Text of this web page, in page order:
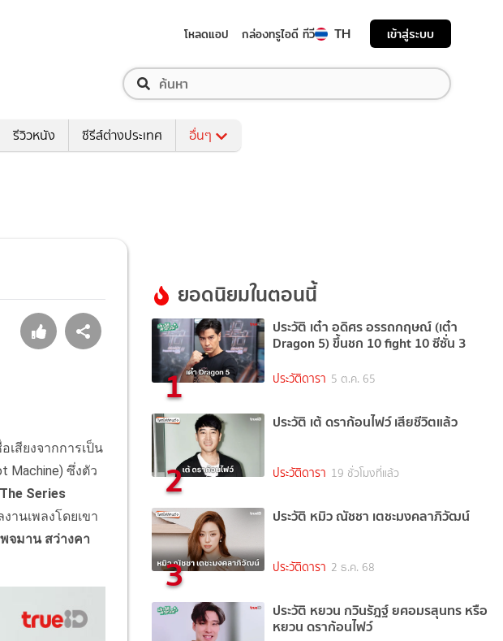
โหลดแอป กล่องทรูไอดี ทีวี TH เข้าสู่ระบบ
รีวิวหนัง ซีรีส์ต่างประเทศ อื่นๆ
เสียงจากการเป็น
Machine) ซึ่งตัว
Series
นเพลงโดยเขา
พจมาน สว่างคา
ยอดนิยมในตอนนี้
1
ประวัติ เต๋า อดิศร อรรถกฤษณ์ (เต๋า
Dragon 5) ขึ้นชก 10 fight 10 ซีซั่น 3
ประวัติดารา 5 ต.ค. 65
2
ประวัติ เต้ ดราก้อนไฟว์ เสียชีวิตแล้ว
ประวัติดารา 19 ชั่วโมงที่แล้ว
3
ประวัติ หมิว ณัชชา เตชะมงคลาภิวัฒน์
ประวัติดารา 2 ธ.ค. 68
ประวัติ หยวน กวินรัฎฐ์ ยศอมรสุนทร หรือ
หยวน ดราก้อนไฟว์